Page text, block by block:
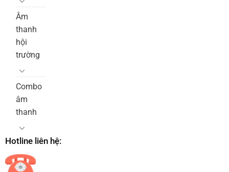
Âm
thanh
hội
trường
Combo
âm
thanh
Hotline liên hệ: